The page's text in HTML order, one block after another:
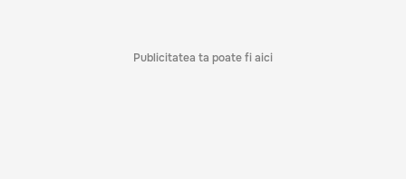
Publicitatea ta poate fi aici